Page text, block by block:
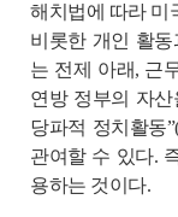
해치법에 따라 미
비롯한 개인 활
는 전제 아래, 근
연방 정부의 자
당파적 정치활동
관여할 수 있다.
용하는 것이다.